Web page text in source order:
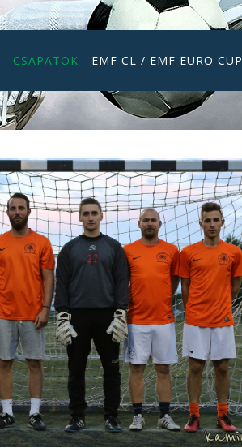
CSAPATOK EMF CL / EMF EURO CUP